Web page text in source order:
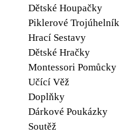
Dětské Houpačky
Piklerové Trojúhelník
Hrací Sestavy
Dětské Hračky
Montessori Pomůcky
Učící Věž
Doplňky
Dárkové Poukázky
Soutěž